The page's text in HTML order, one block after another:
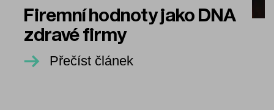
Firemní hodnoty jako DNA
zdravé firmy
Přečíst článek